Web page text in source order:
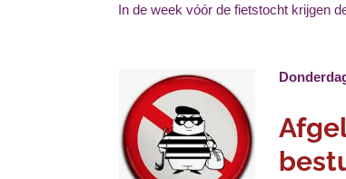
In de week vóór de fietstocht krijgen